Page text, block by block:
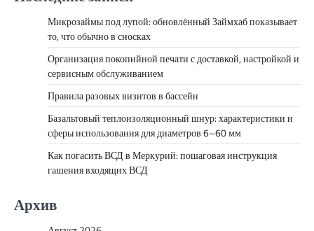
Микрозаймы под лупой: обновлённый Займхаб показывает
то, что обычно в сносках
Организация покопийной печати с доставкой, настройкой и
сервисным обслуживанием
Правила разовых визитов в бассейн
Базальтовый теплоизоляционный шнур: характеристики и
сферы использования для диаметров 6–60 мм
Как погасить ВСД в Меркурий: пошаговая инструкция
гашения входящих ВСД
Архив